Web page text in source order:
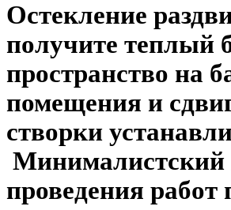
Остекление
получите теплый
пространство на
помещения и
створки
Минималистский
проведения работ